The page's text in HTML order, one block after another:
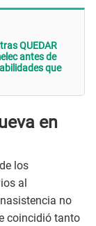
QUEDAR
antes de
que
en
los
al
no
coincidió tanto